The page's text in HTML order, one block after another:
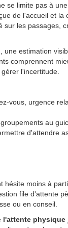
se limite pas à
de l'accueil et la
sur les passages,
une estimation
comprennent
l'incertitude.
vous, urgence
au
d'attendre
hésite moins à
file d'attente
ou en conseil.
l'attente physique